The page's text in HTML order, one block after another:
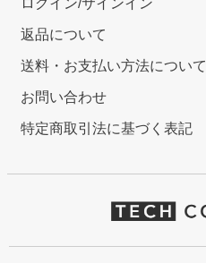
ログイン/サインイン
返品について
送料・お支払い方法について
お問い合わせ
特定商取引法に基づく表記